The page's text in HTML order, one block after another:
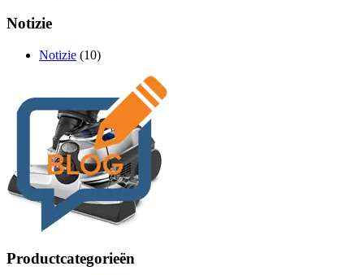
Notizie
Notizie (10)
Productcategorieën